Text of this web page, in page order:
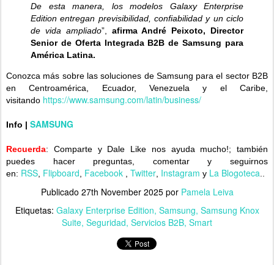
De esta manera, los modelos Galaxy Enterprise
Edition entregan previsibilidad, confiabilidad y un ciclo
de vida ampliado”, afirma André Peixoto, Director
Senior de Oferta Integrada B2B de Samsung para
América Latina.
Conozca más sobre las soluciones de Samsung para el sector B2B
en Centroamérica, Ecuador, Venezuela y el Caribe,
visitando https://www.samsung.com/latin/business/
Info | SAMSUNG
Recuerda: Comparte y Dale Like nos ayuda mucho!; también
puedes hacer preguntas, comentar y seguirnos
en: RSS Flipboard Facebook Twitter Instagram y La Blogoteca
Publicado 27th November 2025por Pamela Leiva
Etiquetas: Galaxy Enterprise Edition Samsung Samsung Knox
Suite Seguridad Servicios B2B Smart